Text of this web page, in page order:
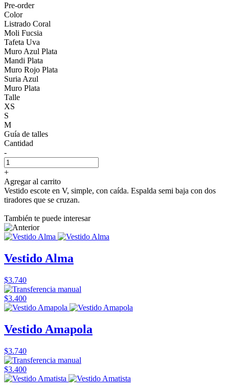
Pre-order
Color
Listrado Coral
Moli Fucsia
Tafeta Uva
Muro Azul Plata
Mandi Plata
Muro Rojo Plata
Suria Azul
Muro Plata
Talle
XS
S
M
Guía de talles
Cantidad
-
+
Agregar al carrito
Vestido escote en V, simple, con caída. Espalda semi baja con dos
tiradores que se cruzan.
También te puede interesar
Vestido Alma
$3.740
$3.400
Vestido Amapola
$3.740
$3.400